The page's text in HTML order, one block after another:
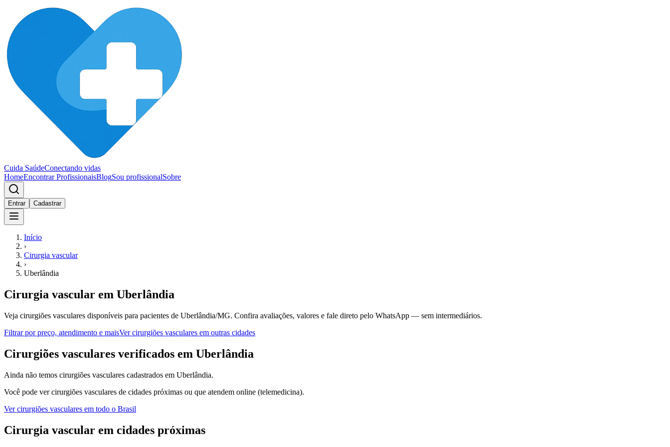
Cuida SaúdeConectando vidas
HomeEncontrar ProfissionaisBlogSou profissionalSobre
Entrar Cadastrar
Início
›
Cirurgia vascular
›
Uberlândia
Cirurgia vascular em Uberlândia
Veja cirurgiões vasculares disponíveis para pacientes de Uberlândia/MG. Confira avaliações, valores e fale direto pelo WhatsApp — sem intermediários.
Filtrar por preço, atendimento e maisVercirurgiões vasculares em outras cidades
Cirurgiões vasculares verificados em Uberlândia
Ainda não temos cirurgiões vasculares cadastrados em Uberlândia.
Você pode vercirurgiões vasculares de cidades próximas ou que atendem online (telemedicina).
Vercirurgiões vasculares em todo o Brasil
Cirurgia vascular em cidades próximas